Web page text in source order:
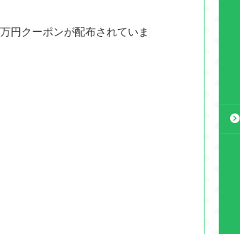
円クーポンが配布されていま